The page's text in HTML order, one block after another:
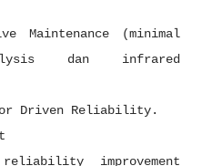
Maintenance (minimal
dan infrared
Driven Reliability.
improvement